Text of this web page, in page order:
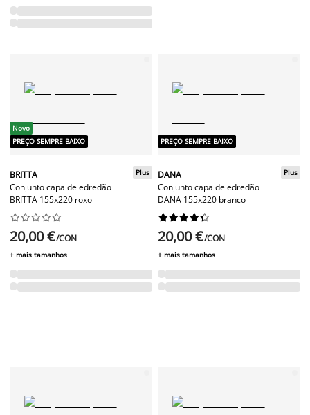
Novo
PREÇO SEMPRE BAIXO
BRITTA
Conjunto capa de edredão
BRITTA 155x220 roxo
Plus






20,00 €/CON
+ mais tamanhos
PREÇO SEMPRE BAIXO
DANA
Conjunto capa de edredão
DANA 155x220 branco
Plus






20,00 €/CON
+ mais tamanhos